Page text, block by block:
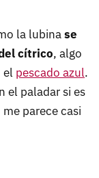
la lubinase
cítrico, algo
el pescado azul.
el paladar si es
parece casi